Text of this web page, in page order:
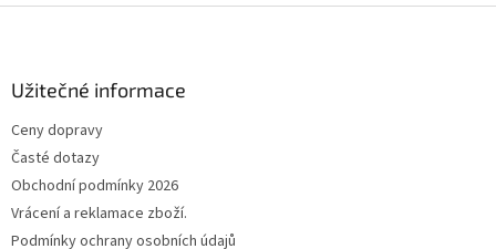
r
Užitečné informace
Ceny dopravy
Časté dotazy
Obchodní podmínky 2026
Vrácení a reklamace zboží.
Podmínky ochrany osobních údajů